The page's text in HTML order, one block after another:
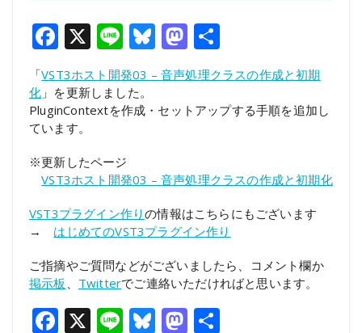
Facebook
X LineBluesky
Mastodon
有
「VST3ホスト開発03 – 音声処理クラスの作成と初期
化 」を更新しました。
PluginContextを作成・セットアップする手順を追加し
ています。
※更新したページ
VST3ホスト開発03 – 音声処理クラスの作成と初期化
VST3プラグイン作りの情報はこちらにもございます
→ はじめてのVST3プラグイン作り
ご指摘やご質問などがございましたら、コメント欄か
掲示板 、 Twitterでご連絡いただければと思います。
Facebook
X LineBluesky
Mastodon